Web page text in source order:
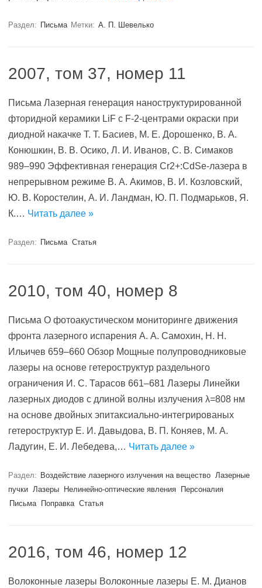
Раздел: Письма Метки: А. П. Шевелько
2007, том 37, номер 11
Письма Лазерная генерация наноструктурированной
фторидной керамики LiF с F-2-центрами окраски при
диодной накачке Т. Т. Басиев, М. Е. Дорошенко, В. А.
Конюшкин, В. В. Осико, Л. И. Иванов, С. В. Симаков
989–990 Эффективная генерация Cr2+:CdSe-лазера в
непрерывном режиме В. А. Акимов, В. И. Козловский,
Ю. В. Коростелин, А. И. Ландман, Ю. П. Подмарьков, Я.
К.… Читать далее »
Раздел: Письма Статья
2010, том 40, номер 8
Письма О фотоакустическом мониторинге движения
фронта лазерного испарения А. А. Самохин, Н. Н.
Ильичев 659–660 Обзор Мощные полупроводниковые
лазеры на основе гетероструктур раздельного
ограничения И. С. Тарасов 661–681 Лазеры Линейки
лазерных диодов с длиной волны излучения λ=808 нм
на основе двойных эпитаксиально-интегрированых
гетероструктур Е. И. Давыдова, В. П. Коняев, М. А.
Ладугин, Е. И. Лебедева,… Читать далее »
Раздел: Воздействие лазерного излучения на вещество Лазерные
пучки Лазеры Нелинейно-оптические явления
Персоналия
Письма
Поправка Статья
2016, том 46, номер 12
Волоконные лазеры Волоконные лазеры Е. М. Дианов